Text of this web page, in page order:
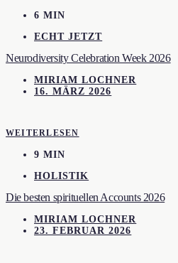
6 MIN
ECHT JETZT
Neurodiversity Celebration Week 2026
MIRIAM LOCHNER
16. MÄRZ 2026
WEITERLESEN
9 MIN
HOLISTIK
Die besten spirituellen Accounts 2026
MIRIAM LOCHNER
23. FEBRUAR 2026